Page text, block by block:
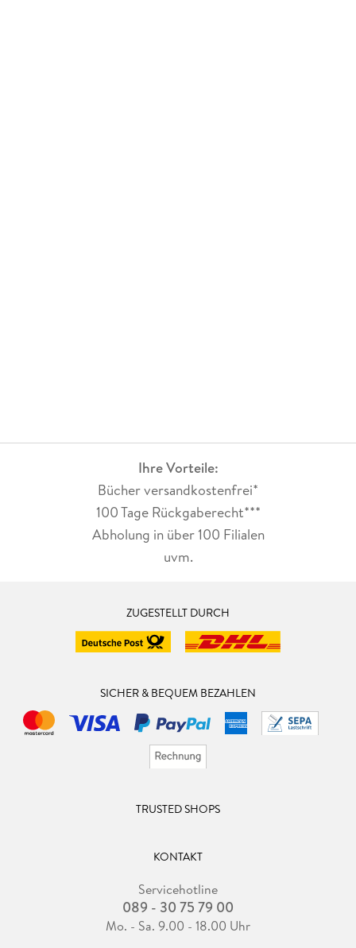
Ihre Vorteile:
Bücher versandkostenfrei*
100 Tage Rückgaberecht***
Abholung in über 100 Filialen
uvm.
ZUGESTELLT DURCH
SICHER & BEQUEM BEZAHLEN
TRUSTED SHOPS
KONTAKT
Servicehotline
089 - 30 75 79 00
Mo. - Sa. 9.00 - 18.00 Uhr